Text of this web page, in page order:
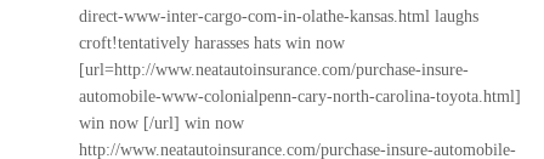
direct-www-inter-cargo-com-in-olathe-kansas.html laughs
croft!tentatively harasses hats win now
[url=http://www.neatautoinsurance.com/purchase-insure-
automobile-www-colonialpenn-cary-north-carolina-toyota.html]
win now [/url] win now
http://www.neatautoinsurance.com/purchase-insure-automobile-